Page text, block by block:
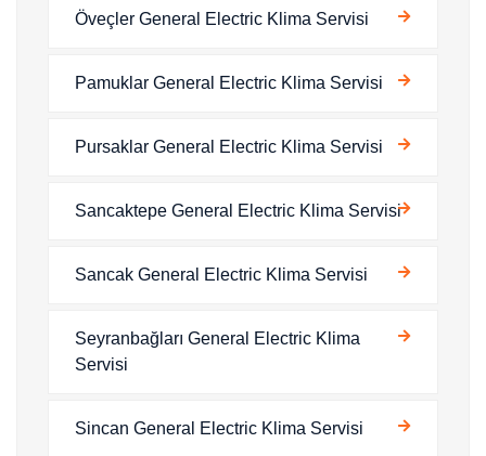
Öveçler General Electric Klima Servisi
Pamuklar General Electric Klima Servisi
Pursaklar General Electric Klima Servisi
Sancaktepe General Electric Klima Servisi
Sancak General Electric Klima Servisi
Seyranbağları General Electric Klima
Servisi
Sincan General Electric Klima Servisi